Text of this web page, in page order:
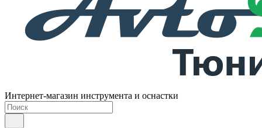
Интернет-магазин инструмента и оснастки